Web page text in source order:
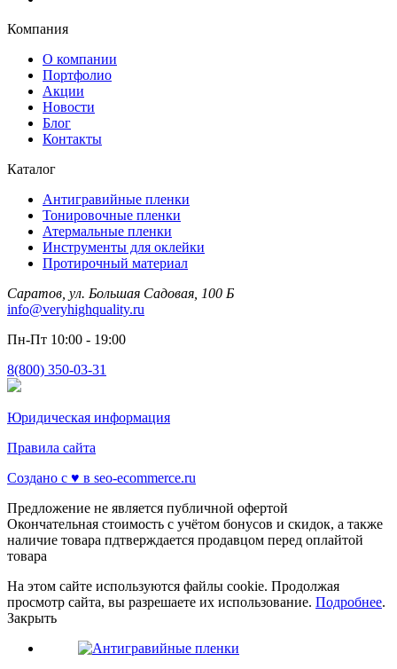
Компания
О компании
Портфолио
Акции
Новости
Блог
Контакты
Каталог
Антигравийные пленки
Тонировочные пленки
Атермальные пленки
Инструменты для оклейки
Протирочный материал
Саратов, ул. Большая Садовая, 100 Б
info@veryhighquality.ru
Пн-Пт 10:00 - 19:00
8(800) 350-03-31
Юридическая информация
Правила сайта
Создано с ♥️ в seo-ecommerce.ru
Предложение не является публичной офертой
Окончательная стоимость с учётом бонусов и скидок, а также
наличие товара пдтверждается продавцом перед оплайтой
товара
На этом сайте используются файлы cookie. Продолжая
просмотр сайта, вы разрешаете их использование. Подробнее.
Закрыть